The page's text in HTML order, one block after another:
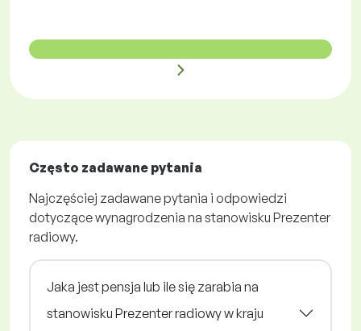
Często zadawane pytania
Najczęściej zadawane pytania i odpowiedzi
dotyczące wynagrodzenia na stanowisku Prezenter
radiowy.
Jaka jest pensja lub ile się zarabia na
stanowisku Prezenter radiowy w kraju